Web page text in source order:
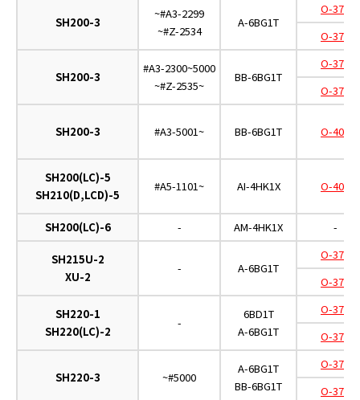
SH200-3
~#A3-2299
~#Z-2534
A-6BG1T
O-375
O-376
SH200-3
#A3-2300~5000
~#Z-2535~
BB-6BG1T
O-375
O-376
SH200-3 #A3-5001~ BB-6BG1T O-402
SH200(LC)-5
SH210(D,LCD)-5
#A5-1101~ AI-4HK1X O-402
SH200(LC)-6 - AM-4HK1X -
SH215U-2
XU-2
- A-6BG1T
O-375
O-376
SH220-1
SH220(LC)-2
-
6BD1T
A-6BG1T
O-375
O-376
SH220-3 ~#5000
A-6BG1T
BB-6BG1T
O-375
O-376